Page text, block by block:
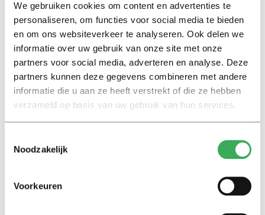
We gebruiken cookies om content en advertenties te
personaliseren, om functies voor social media te bieden
en om ons websiteverkeer te analyseren. Ook delen we
informatie over uw gebruik van onze site met onze
partners voor social media, adverteren en analyse. Deze
partners kunnen deze gegevens combineren met andere
informatie die u aan ze heeft verstrekt of die ze hebben
verzameld op basis van uw gebruik van hun services.
Noodzakelijk
Voorkeuren
16 november 2018
“Rust en Onrust” tijdens Dag
van de Filosofie
07 april 2017
Nieuws
Theodore Dalrymple in Tilburg